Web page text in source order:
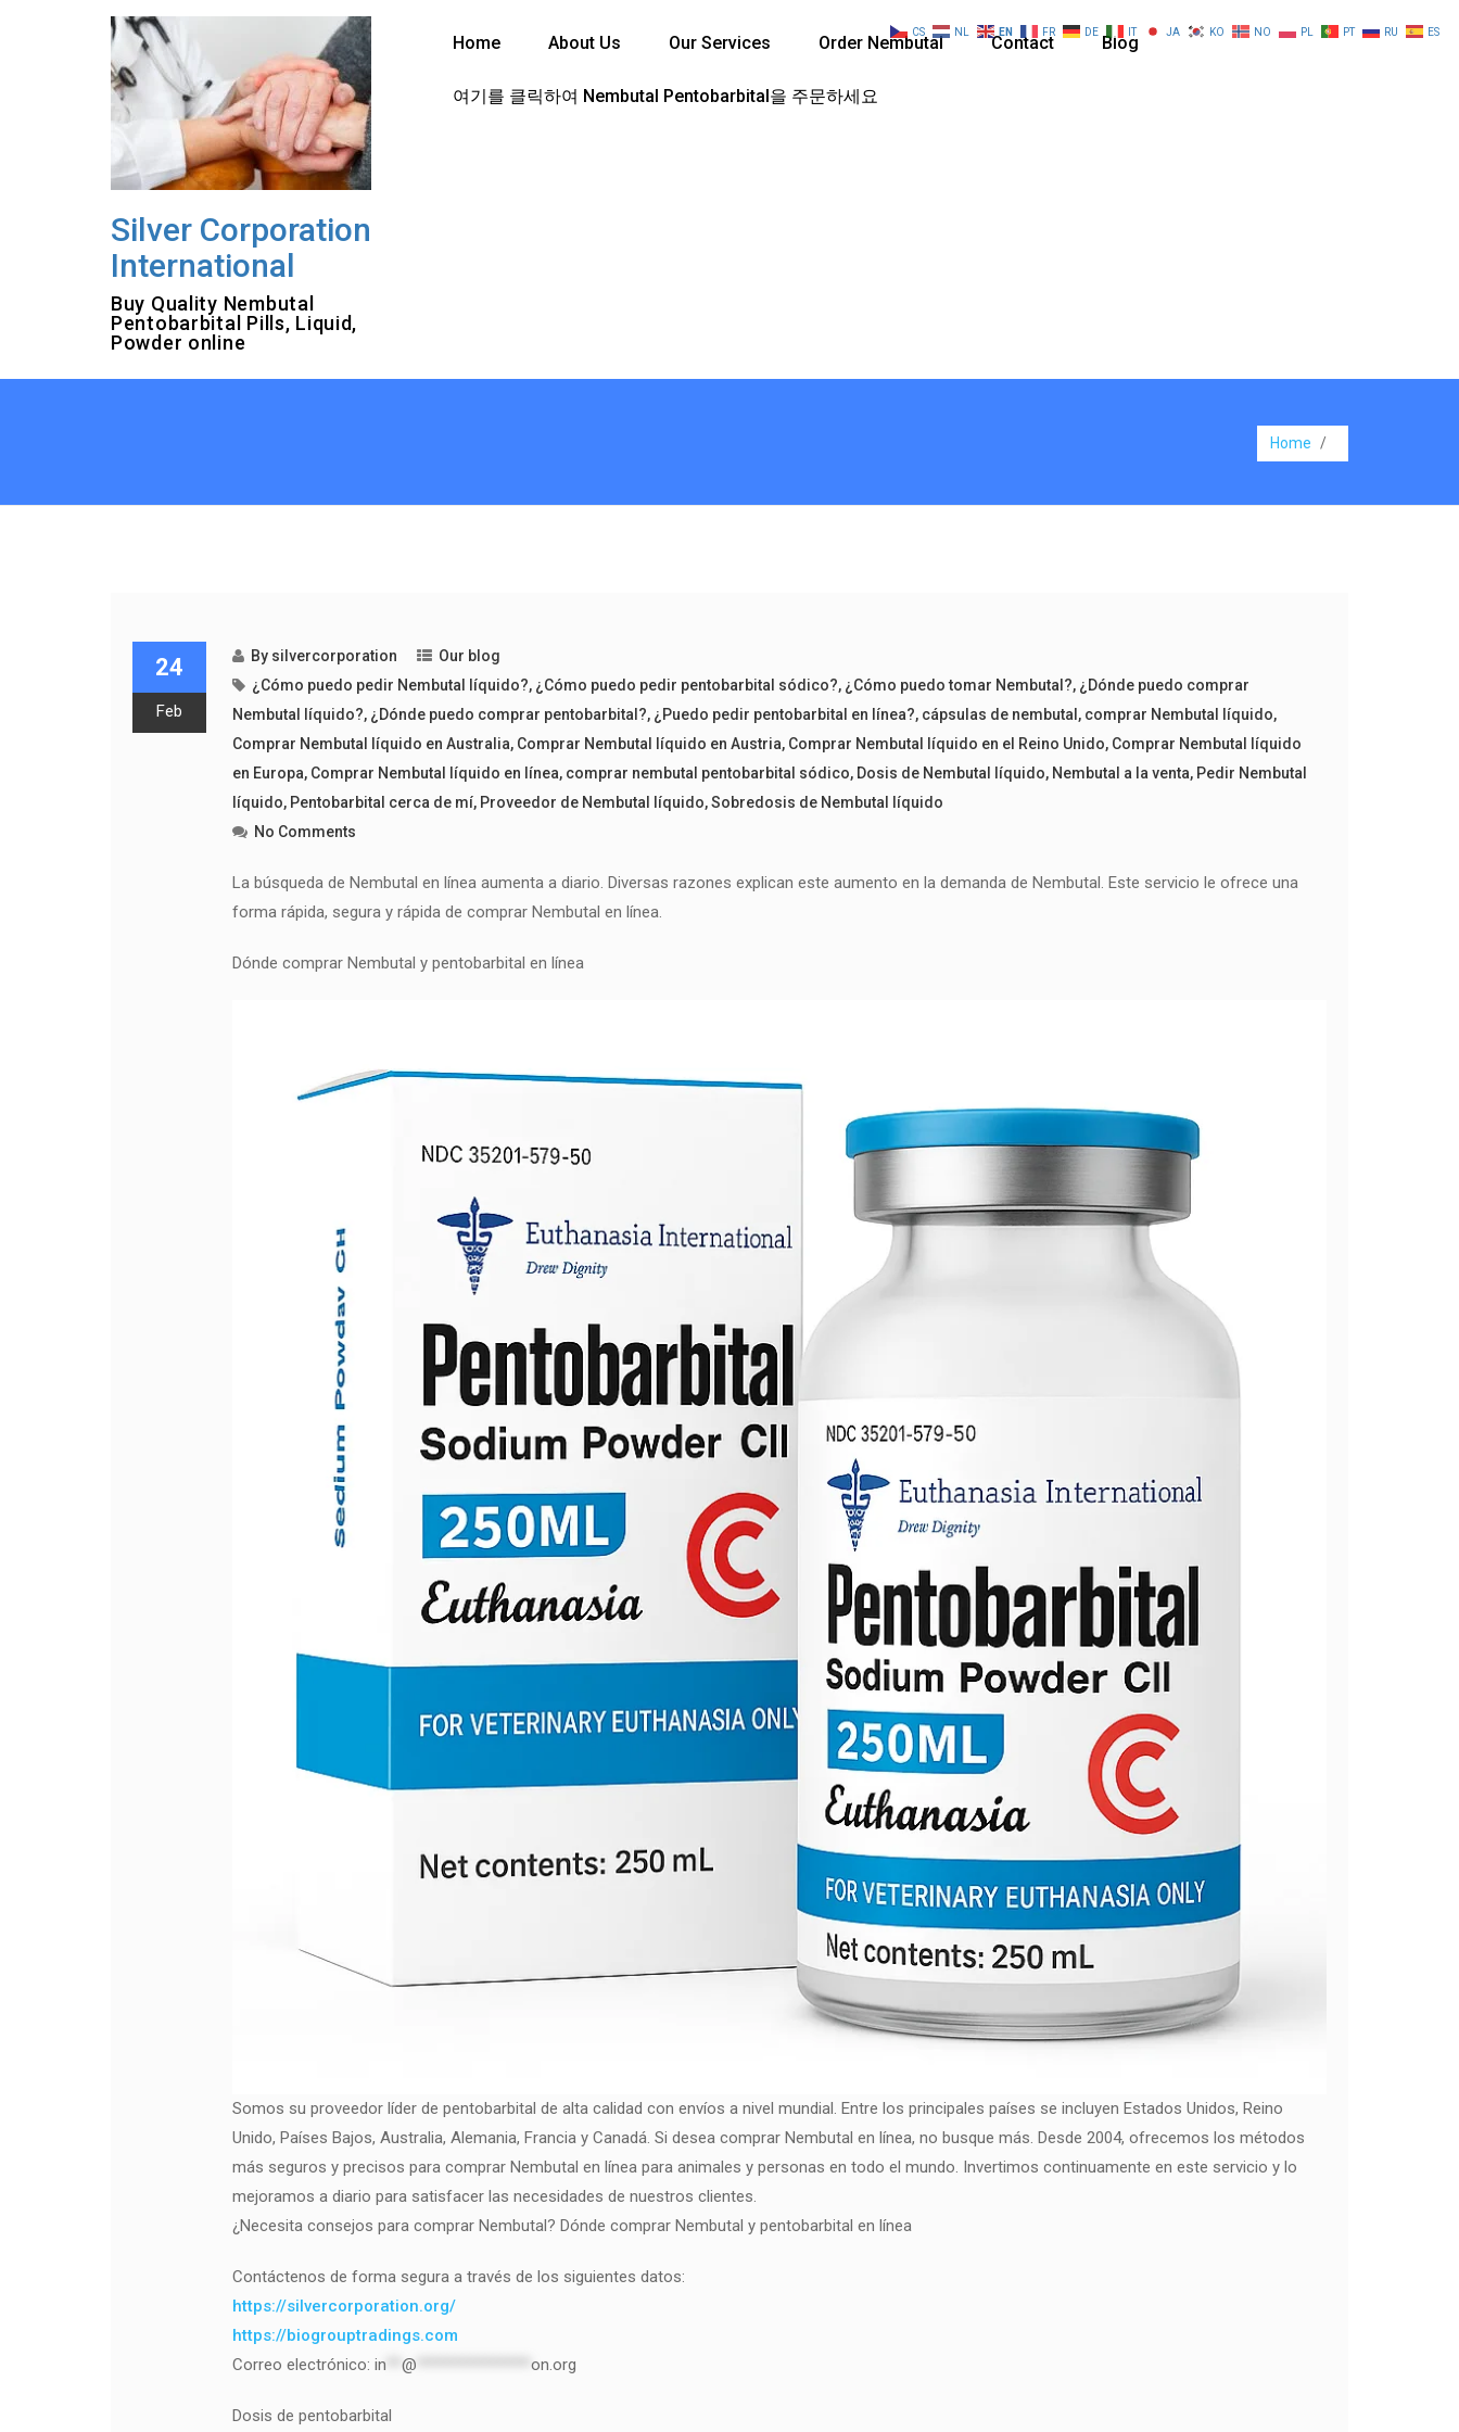
Silver Corporation
International
Buy Quality Nembutal
Pentobarbital Pills, Liquid,
Powder online
Home About Us Our Services Order Nembutal Contact Blog
여기를 클릭하여 Nembutal Pentobarbital을 주문하세요
Home /
24
Feb
By silvercorporation
Our blog
¿Cómo puedo pedir Nembutal líquido?, ¿Cómo puedo pedir pentobarbital sódico?, ¿Cómo puedo tomar Nembutal?, ¿Dónde puedo comprar
Nembutal líquido?, ¿Dónde puedo comprar pentobarbital?, ¿Puedo pedir pentobarbital en línea?, cápsulas de nembutal , comprar Nembutal líquido,
Comprar Nembutal líquido en Australia, Comprar Nembutal líquido en Austria, Comprar Nembutal líquido en el Reino Unido, Comprar Nembutal líquido
en Europa, Comprar Nembutal líquido en línea, comprar nembutal pentobarbital sódico, Dosis de Nembutal líquido, Nembutal a la venta, Pedir Nembutal
líquido, Pentobarbital cerca de mí, Proveedor de Nembutal líquido,Sobredosis de Nembutal líquido
No Comments
La búsqueda de Nembutal en línea aumenta a diario. Diversas razones explican este aumento en la demanda de Nembutal. Este servicio le ofrece una
forma rápida, segura y rápida de comprar Nembutal en línea.
Dónde comprar Nembutal y pentobarbital en línea
Somos su proveedor líder de pentobarbital de alta calidad con envíos a nivel mundial. Entre los principales países se incluyen Estados Unidos, Reino
Unido, Países Bajos, Australia, Alemania, Francia y Canadá. Si desea comprar Nembutal en línea, no busque más. Desde 2004, ofrecemos los métodos
más seguros y precisos para comprar Nembutal en línea para animales y personas en todo el mundo. Invertimos continuamente en este servicio y lo
mejoramos a diario para satisfacer las necesidades de nuestros clientes.
¿Necesita consejos para comprar Nembutal? Dónde comprar Nembutal y pentobarbital en línea
Contáctenos de forma segura a través de los siguientes datos:
https://silvercorporation.org/
https://biogrouptradings.com
Correo electrónico: in @ on.org
Dosis de pentobarbital
CS NL EN FR DE IT JA KO NO PL PT RU ES